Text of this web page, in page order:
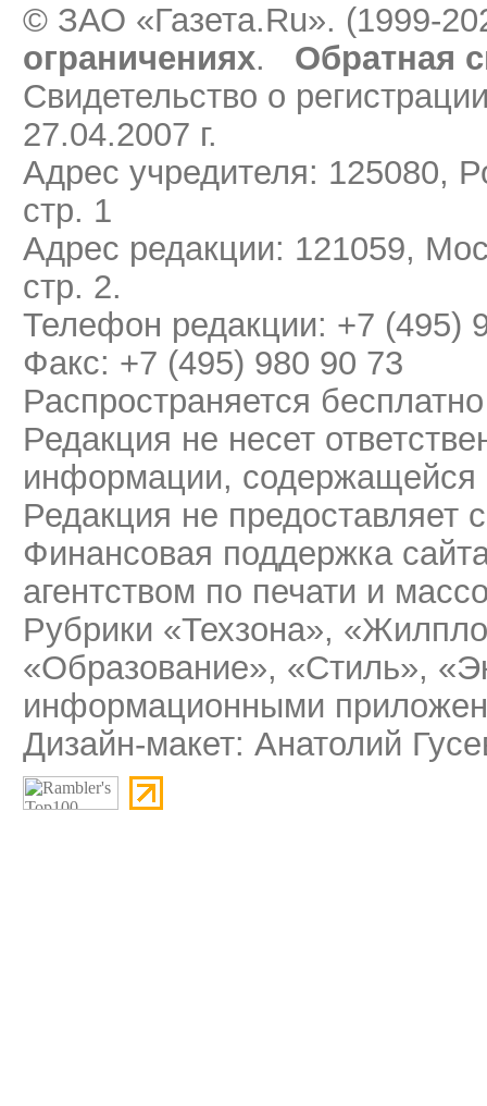
© ЗАО «Газета.Ru». (1999-
ограничениях.
Обратная
Свидетельство о
27.04.2007 г.
Адрес учредителя: 125080,
стр. 1
Адрес редакции: 121059,
стр. 2.
Телефон редакции: +7 (495)
Факс: +7 (495) 980 90 73
Распространяется бесплатно
Редакция не несет
информации, содержащейся
Редакция не предоставляет
Финансовая поддержка
агентством по печати и
Рубрики «Техзона»,
«Образование», «Стиль»,
информационными
Дизайн-макет: Анатолий